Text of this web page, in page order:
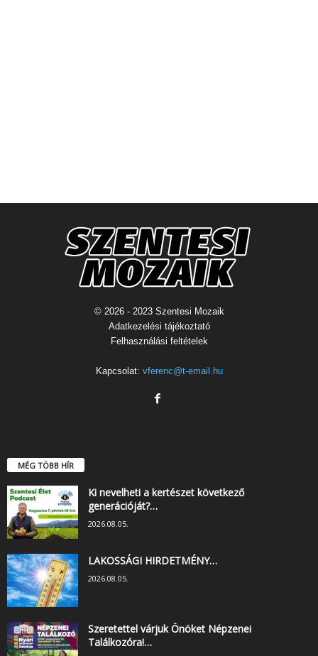
© 2026 - 2023 Szentesi Mozaik
Adatkezelési tájékoztató
Felhasználási feltételek
Kapcsolat: vferenc@t-email.hu
MÉG TÖBB HÍR
Ki nevelheti a kertészet következő
generációját?…
2026.08.05.
LAKOSSÁGI HIRDETMÉNY…
2026.08.05.
Szeretettel várjuk Önöket Népzenei
Találkozóra!…